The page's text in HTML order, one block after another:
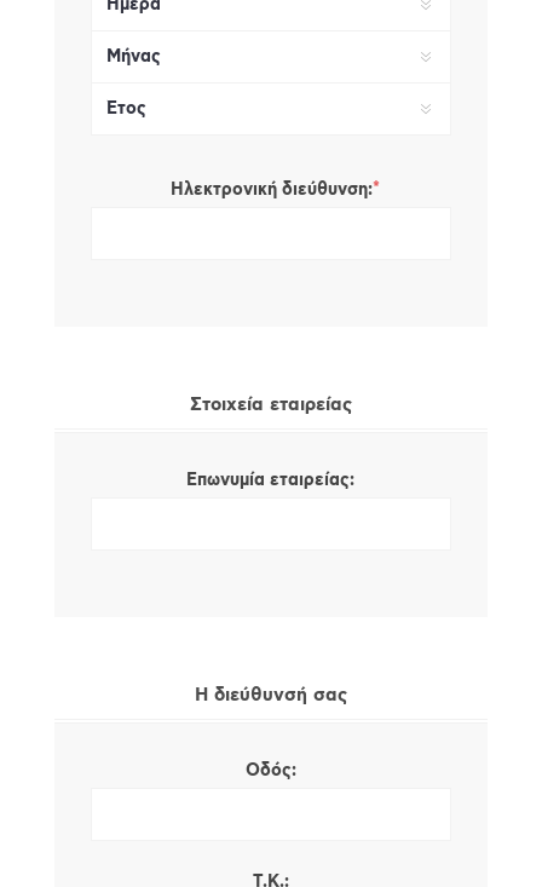
Ηλεκτρονική διεύθυνση:*
Στοιχεία εταιρείας
Επωνυμία εταιρείας:
Η διεύθυνσή σας
Οδός:
Τ.Κ.: